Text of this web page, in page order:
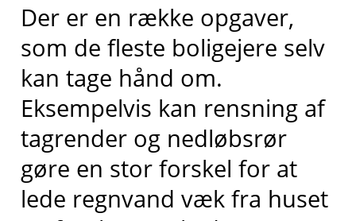
Der er en række opgaver,
som de fleste boligejere selv
kan tage hånd om.
Eksempelvis kan rensning af
tagrender og nedløbsrør
gøre en stor forskel for at
lede regnvand væk fra huset